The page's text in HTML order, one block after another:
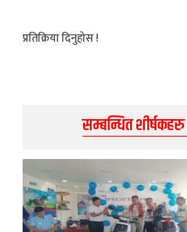
प्रतिक्रिया दिनुहोस !
सम्बन्धित